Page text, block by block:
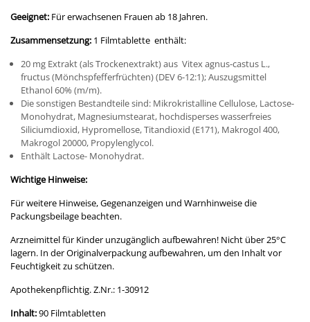
Geeignet: Für erwachsenen Frauen ab 18 Jahren.
Zusammensetzung: 1 Filmtablette enthält:
20 mg Extrakt (als Trockenextrakt) aus Vitex agnus-castus L.,
fructus (Mönchspfefferfrüchten) (DEV 6-12:1); Auszugsmittel
Ethanol 60% (m/m).
Die sonstigen Bestandteile sind: Mikrokristalline Cellulose, Lactose-
Monohydrat, Magnesiumstearat, hochdisperses wasserfreies
Siliciumdioxid, Hypromellose, Titandioxid (E171), Makrogol 400,
Makrogol 20000, Propylenglycol.
Enthält Lactose- Monohydrat.
Wichtige Hinweise:
Für weitere Hinweise, Gegenanzeigen und Warnhinweise die
Packungsbeilage beachten.
Arzneimittel für Kinder unzugänglich aufbewahren! Nicht über 25°C
lagern. In der Originalverpackung aufbewahren, um den Inhalt vor
Feuchtigkeit zu schützen.
Apothekenpflichtig. Z.Nr.: 1-30912
Inhalt:90 Filmtabletten